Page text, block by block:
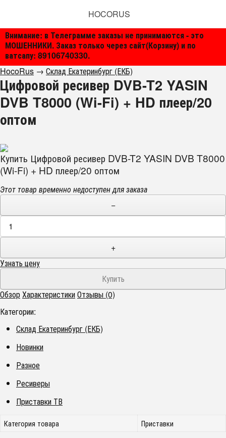
Внимание: в Телеграмме заказы не принимаются - это
МОШЕННИКИ. Заказ только через сайт(Корзину) и по
ватсапу: 89106740330.
HOCORUS
HocoRus → Склад Екатеринбург (ЕКБ)
Цифровой ресивер DVB-T2 YASIN
DVB T8000 (Wi-Fi) + HD плеер/20
оптом
Купить Цифровой ресивер DVB-T2 YASIN DVB T8000
(Wi-Fi) + HD плеер/20 оптом
Этот товар временно недоступен для заказа
−
+
Узнать цену
ОбзорХарактеристикиОтзывы (0)
Категории:
Склад Екатеринбург (ЕКБ)
Новинки
Разное
Ресиверы
Приставки ТВ
Категория товара Приставки